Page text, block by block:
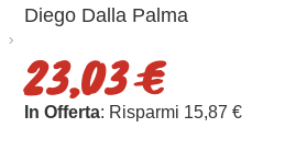
Diego Dalla Palma
23,03 €
In Offerta: Risparmi 15,87 €